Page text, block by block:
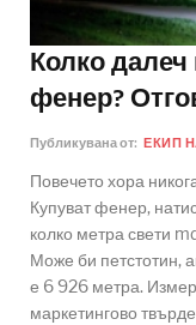
Колко
фенер?
Публикувана от: ЕКИП
Повечето хора
Купуват фенер,
колко метра свети
Може би петстотин,
е 6 926 метра.
маркетингово